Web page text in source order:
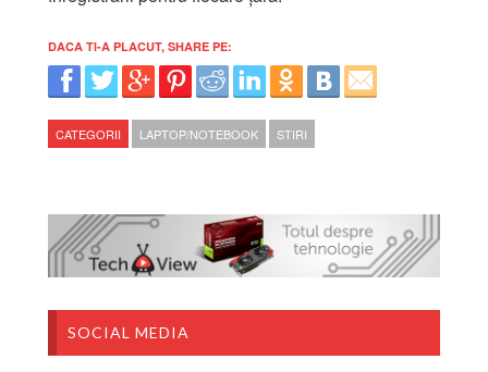
DACA TI-A PLACUT, SHARE PE:
CATEGORII LAPTOP/NOTEBOOK STIRI
SOCIAL MEDIA